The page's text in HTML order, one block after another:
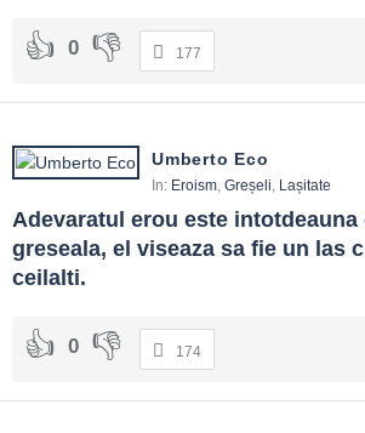
0 177
Umberto Eco
In: Eroism Greșeli Lașitate
Adevaratul erou este intotdeauna
greseala, el viseaza sa fie un las
ceilalti.
0 174